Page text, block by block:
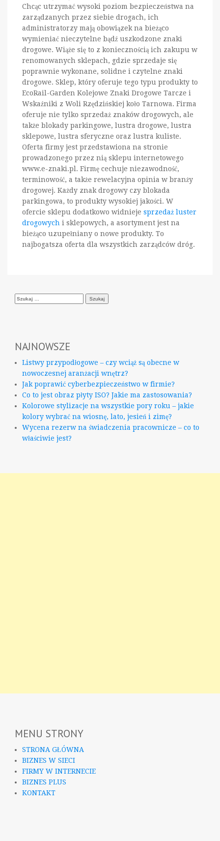
Chcąc utrzymać wysoki poziom bezpieczeństwa na
zarządzanych przez siebie drogach, ich
administratorzy mają obowiązek na bieżąco
wymieniać nieczytelne bądź uszkodzone znaki
drogowe. Wiąże się to z koniecznością ich zakupu w
renomowanych sklepach, gdzie sprzedaje się
poprawnie wykonane, solidne i czytelne znaki
drogowe. Sklep, który oferuje tego typu produkty to
EcoRail-Garden Kolejowe Znaki Drogowe Tarcze i
Wskaźniki z Woli Rzędzińskiej koło Tarnowa. Firma
oferuje nie tylko sprzedaż znaków drogowych, ale
także blokady parkingowe, lustra drogowe, lustra
sklepowe, lustra sferyczne oraz lustra kuliste.
Oferta firmy jest przedstawiona na stronie
prowadzonego przez nią sklepu internetowego
www.e-znaki.pl. Firmę cechuje niezawodność,
terminowość, a także rewelacyjna opinia w branży
drogowej. Każdy znak drogowy czy blokada
parkingowa, to produkty wysokiej jakości. W
ofercie sklepu dodatkowo widnieje sprzedaż luster
drogowych i sklepowych, a asortyment jest na
bieżąco uzupełniany o nowe produkty. To
najbogatsza oferta dla wszystkich zarządców dróg.
Szukaj:
NAJNOWSZE
Listwy przypodłogowe – czy wciąż są obecne w
nowoczesnej aranżacji wnętrz?
Jak poprawić cyberbezpieczeństwo w firmie?
Co to jest obraz płyty ISO? Jakie ma zastosowania?
Kolorowe stylizacje na wszystkie pory roku – jakie
kolory wybrać na wiosnę, lato, jesień i zimę?
Wycena rezerw na świadczenia pracownicze – co to
właściwie jest?
MENU STRONY
STRONA GŁÓWNA
BIZNES W SIECI
FIRMY W INTERNECIE
BIZNES PLUS
KONTAKT